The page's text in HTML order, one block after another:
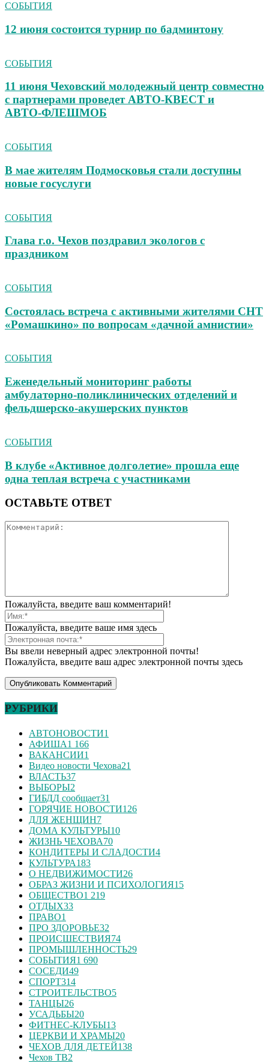
СОБЫТИЯ
12 июня состоится турнир по бадминтону
СОБЫТИЯ
11 июня Чеховский молодежный центр совместно
с партнерами проведет АВТО‑КВЕСТ и
АВТО‑ФЛЕШМОБ
СОБЫТИЯ
В мае жителям Подмосковья стали доступны
новые госуслуги
СОБЫТИЯ
Глава г.о. Чехов поздравил экологов с
праздником
СОБЫТИЯ
Состоялась встреча с активными жителями СНТ
«Ромашкино» по вопросам «дачной амнистии»
СОБЫТИЯ
Еженедельный мониторинг работы
амбулаторно‑поликлинических отделений и
фельдшерско‑акушерских пунктов
СОБЫТИЯ
В клубе «Активное долголетие» прошла еще
одна теплая встреча с участниками
ОСТАВЬТЕ ОТВЕТ
Пожалуйста, введите ваш комментарий!
Пожалуйста, введите ваше имя здесь
Вы ввели неверный адрес электронной почты!
Пожалуйста, введите ваш адрес электронной почты здесь
РУБРИКИ
АВТОНОВОСТИ1
АФИША1 166
ВАКАНСИИ1
Видео новости Чехова21
ВЛАСТЬ37
ВЫБОРЫ2
ГИБДД сообщает31
ГОРЯЧИЕ НОВОСТИ126
ДЛЯ ЖЕНЩИН7
ДОМА КУЛЬТУРЫ10
ЖИЗНЬ ЧЕХОВА70
КОНДИТЕРЫ И СЛАДОСТИ4
КУЛЬТУРА183
О НЕДВИЖИМОСТИ26
ОБРАЗ ЖИЗНИ И ПСИХОЛОГИЯ15
ОБЩЕСТВО1 219
ОТДЫХ33
ПРАВО1
ПРО ЗДОРОВЬЕ32
ПРОИСШЕСТВИЯ74
ПРОМЫШЛЕННОСТЬ29
СОБЫТИЯ1 690
СОСЕДИ49
СПОРТ314
СТРОИТЕЛЬСТВО5
ТАНЦЫ26
УСАДЬБЫ20
ФИТНЕС-КЛУБЫ13
ЦЕРКВИ И ХРАМЫ20
ЧЕХОВ ДЛЯ ДЕТЕЙ138
Чехов ТВ2